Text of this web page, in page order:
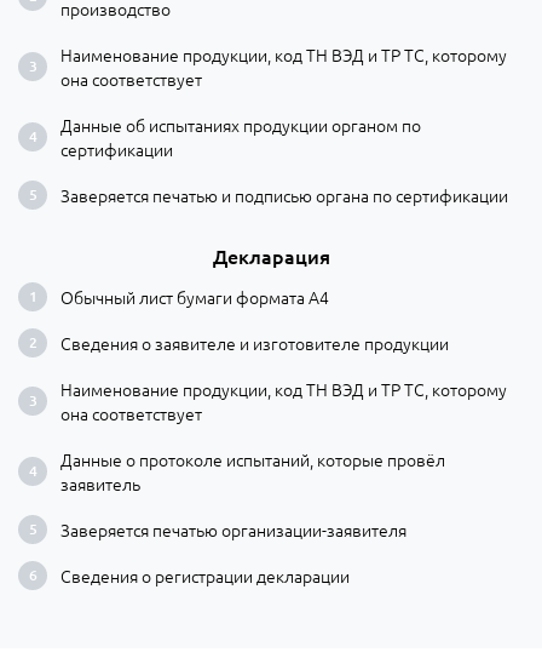
производство
Наименование продукции, код ТН ВЭД и ТР ТС, которому
она соответствует
Данные об испытаниях продукции органом по
сертификации
Заверяется печатью и подписью органа по сертификации
Декларация
Обычный лист бумаги формата А4
Сведения о заявителе и изготовителе продукции
Наименование продукции, код ТН ВЭД и ТР ТС, которому
она соответствует
Данные о протоколе испытаний, которые провёл
заявитель
Заверяется печатью организации-заявителя
Сведения о регистрации декларации